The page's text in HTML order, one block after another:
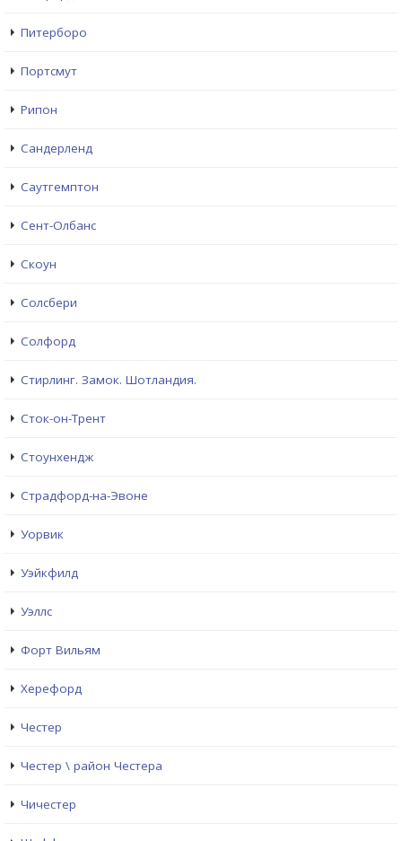
Питерборо
Портсмут
Рипон
Сандерленд
Саутгемптон
Сент-Олбанс
Скоун
Солсбери
Солфорд
Стирлинг. Замок. Шотландия.
Сток-он-Трент
Стоунхендж
Страдфорд-на-Эвоне
Уорвик
Уэйкфилд
Уэллс
Форт Вильям
Херефорд
Честер
Честер \ район Честера
Чичестер